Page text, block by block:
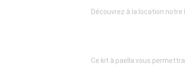
Découvrez à la location notre
Ce kit à paella vous